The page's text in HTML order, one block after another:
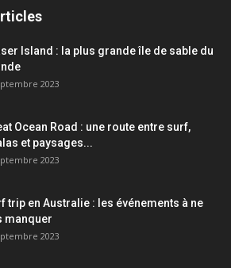
Island : la plus grande île de sable du
2023
Ocean Road : une route entre surf,
et paysages...
2023
trip en Australie : les événements à ne
manquer
2023